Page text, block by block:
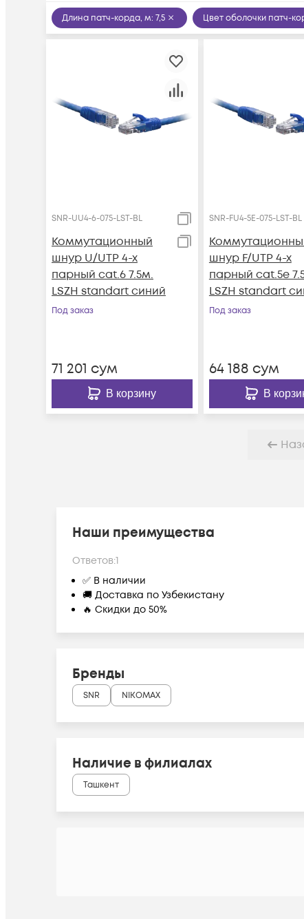
Длина патч-корда, м: 7,5 Цвет оболочки патч-
SNR-UU4-6-075-LST-BL
Коммутационный
шнур U/UTP 4-х
парный cat.6 7.5м.
LSZH standart синий
Под заказ
71 201 сум
В корзину
SNR-FU4-5E-075-LST-BL
шнур F/UTP 4-х
парный cat.5e
LSZH standart
Под заказ
64 188 сум
В
Наши преимущества
Ответов:1
✅ В наличии
🚚 Доставка по Узбекистану
🔥 Скидки до 50%
Бренды
SNR NIKOMAX
Наличие в филиалах
Ташкент